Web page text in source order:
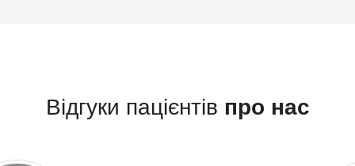
Відгуки пацієнтів про нас